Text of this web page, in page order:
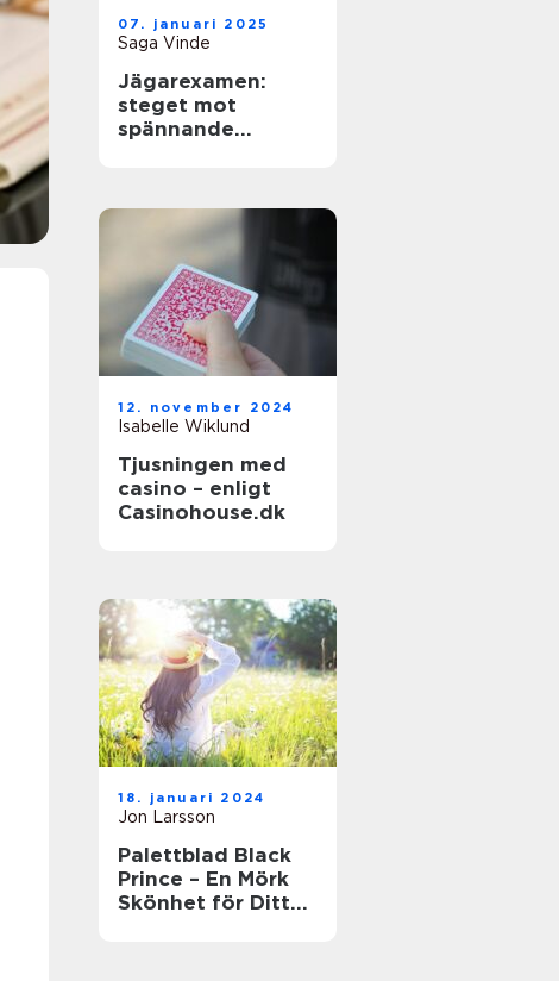
07. januari 2025
Saga Vinde
Jägarexamen:
steget mot
spännande
12. november 2024
Isabelle Wiklund
Tjusningen med
casino – enligt
Casinohouse.dk
18. januari 2024
Jon Larsson
Palettblad Black
Prince – En Mörk
Skönhet för Ditt